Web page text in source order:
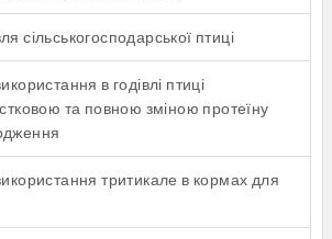
сільськогосподарської птиці
в годівлі птиці
та повною зміною протеїну
тритикале в кормах для